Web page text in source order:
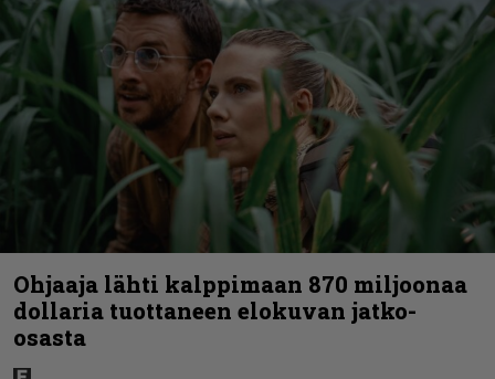
Ohjaaja lähti kalppimaan 870 miljoonaa
dollaria tuottaneen elokuvan jatko-
osasta